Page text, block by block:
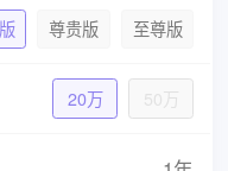
尊贵版 至尊版
20万